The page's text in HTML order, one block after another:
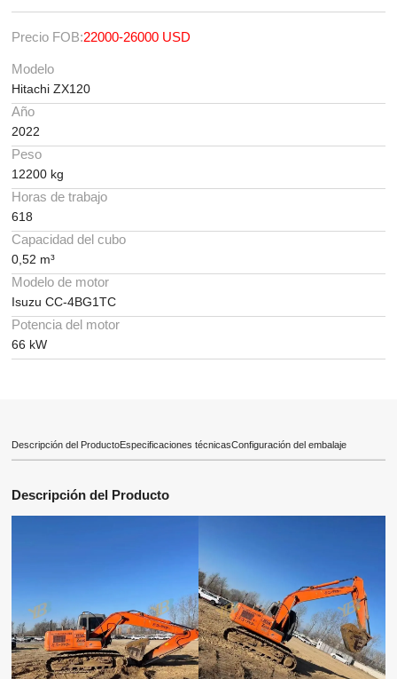
Precio FOB:22000-26000 USD
Modelo
Hitachi ZX120
Año
2022
Peso
12200 kg
Horas de trabajo
618
Capacidad del cubo
0,52 m³
Modelo de motor
Isuzu CC-4BG1TC
Potencia del motor
66 kW
Descripción del ProductoEspecificaciones técnicasConfiguración del embalaje
Descripción del Producto